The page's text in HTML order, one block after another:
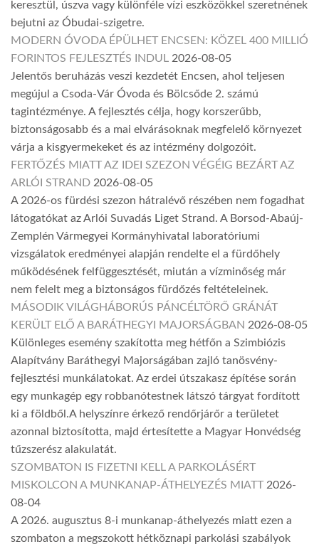
keresztül, úszva vagy különféle vízi eszközökkel szeretnének
bejutni az Óbudai-szigetre.
MODERN ÓVODA ÉPÜLHET ENCSEN: KÖZEL 400 MILLIÓ
FORINTOS FEJLESZTÉS INDUL 2026-08-05
Jelentős beruházás veszi kezdetét Encsen, ahol teljesen
megújul a Csoda-Vár Óvoda és Bölcsőde 2. számú
tagintézménye. A fejlesztés célja, hogy korszerűbb,
biztonságosabb és a mai elvárásoknak megfelelő környezet
várja a kisgyermekeket és az intézmény dolgozóit.
FERTŐZÉS MIATT AZ IDEI SZEZON VÉGÉIG BEZÁRT AZ
ARLÓI STRAND 2026-08-05
A 2026-os fürdési szezon hátralévő részében nem fogadhat
látogatókat az Arlói Suvadás Liget Strand. A Borsod-Abaúj-
Zemplén Vármegyei Kormányhivatal laboratóriumi
vizsgálatok eredményei alapján rendelte el a fürdőhely
működésének felfüggesztését, miután a vízminőség már
nem felelt meg a biztonságos fürdőzés feltételeinek.
MÁSODIK VILÁGHÁBORÚS PÁNCÉLTÖRŐ GRÁNÁT
KERÜLT ELŐ A BARÁTHEGYI MAJORSÁGBAN 2026-08-05
Különleges esemény szakította meg hétfőn a Szimbiózis
Alapítvány Baráthegyi Majorságában zajló tanösvény-
fejlesztési munkálatokat. Az erdei útszakasz építése során
egy munkagép egy robbanótestnek látszó tárgyat fordított
ki a földből.A helyszínre érkező rendőrjárőr a területet
azonnal biztosította, majd értesítette a Magyar Honvédség
tűzszerész alakulatát.
SZOMBATON IS FIZETNI KELL A PARKOLÁSÉRT
MISKOLCON A MUNKANAP-ÁTHELYEZÉS MIATT 2026-
08-04
A 2026. augusztus 8-i munkanap-áthelyezés miatt ezen a
szombaton a megszokott hétköznapi parkolási szabályok